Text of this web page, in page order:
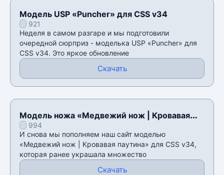
Модель USP «Puncher» для CSS v34
921
Неделя в самом разгаре и мы подготовили
очередной сюрприз - моделька USP «Puncher» для
CSS v34. Это яркое обновление
Скачать
Модель ножа «Медвежий нож | Кровавая
паутина» для CSS v34
994
И снова мы пополняем наш сайт моделью
«Медвежий нож | Кровавая паутина» для CSS v34,
которая ранее украшала множество
Скачать